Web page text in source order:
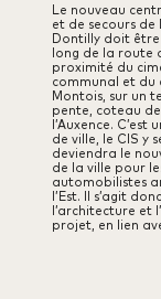
Le nouveau
et de secours
Dontilly doit
long de la route
proximité du
communal et du
Montois, sur un
pente, coteau
l’Auxence. C’est
de ville, le CIS y
deviendra le
de la ville pour
automobilistes
l’Est. Il s’agit
l’architecture et
projet, en lien
de
nouveau CIS.
où la nature
présente et
qualité
l’environnement
un atout pour
futurs
stratégie
consiste à tirer
pente pour y inscrire
partie du
manière des